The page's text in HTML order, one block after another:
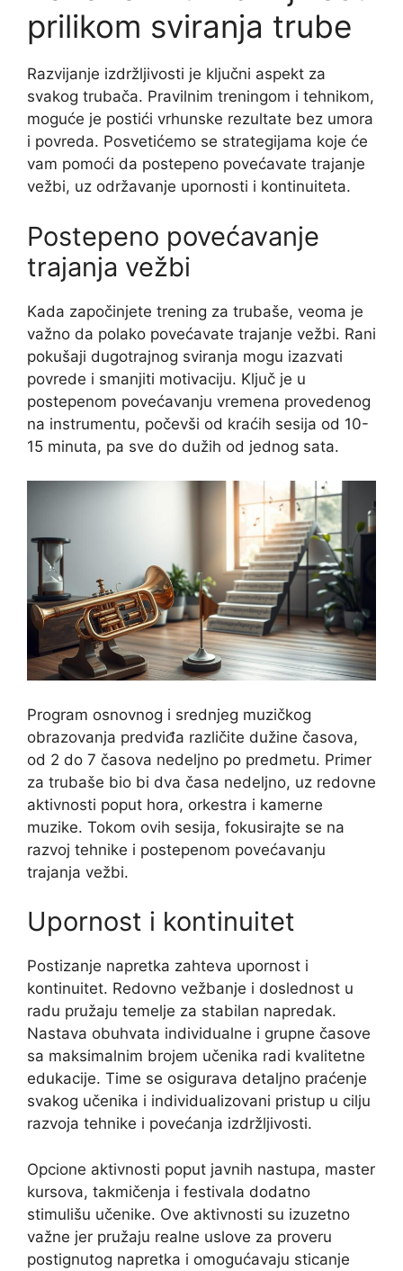
prilikom sviranja trube
Razvijanje izdržljivosti je ključni aspekt za
svakog trubača. Pravilnim treningom i tehnikom,
moguće je postići vrhunske rezultate bez umora
i povreda. Posvetićemo se strategijama koje će
vam pomoći da postepeno povećavate trajanje
vežbi, uz održavanje upornosti i kontinuiteta.
Postepeno povećavanje
trajanja vežbi
Kada započinjete trening za trubaše, veoma je
važno da polako povećavate trajanje vežbi. Rani
pokušaji dugotrajnog sviranja mogu izazvati
povrede i smanjiti motivaciju. Ključ je u
postepenom povećavanju vremena provedenog
na instrumentu, počevši od kraćih sesija od 10-
15 minuta, pa sve do dužih od jednog sata.
Program osnovnog i srednjeg muzičkog
obrazovanja predviđa različite dužine časova,
od 2 do 7 časova nedeljno po predmetu. Primer
za trubaše bio bi dva časa nedeljno, uz redovne
aktivnosti poput hora, orkestra i kamerne
muzike. Tokom ovih sesija, fokusirajte se na
razvoj tehnike i postepenom povećavanju
trajanja vežbi.
Upornost i kontinuitet
Postizanje napretka zahteva upornost i
kontinuitet. Redovno vežbanje i doslednost u
radu pružaju temelje za stabilan napredak.
Nastava obuhvata individualne i grupne časove
sa maksimalnim brojem učenika radi kvalitetne
edukacije. Time se osigurava detaljno praćenje
svakog učenika i individualizovani pristup u cilju
razvoja tehnike i povećanja izdržljivosti.
Opcione aktivnosti poput javnih nastupa, master
kursova, takmičenja i festivala dodatno
stimulišu učenike. Ove aktivnosti su izuzetno
važne jer pružaju realne uslove za proveru
postignutog napretka i omogućavaju sticanje